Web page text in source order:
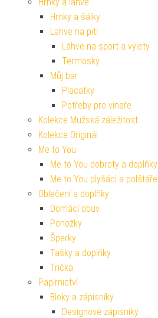
Hrnky a šálky
Lahve na pití
Láhve na sport a výlety
Termosky
Můj bar
Placatky
Potřeby pro vinaře
Kolekce Mužská záležitost
Kolekce Originál
Me to You
Me to You dobroty a doplňky
Me to You plyšáci a polštáře
Oblečení a doplňky
Domácí obuv
Ponožky
Šperky
Tašky a doplňky
Trička
Papírnictví
Bloky a zápisníky
Designové zápisníky